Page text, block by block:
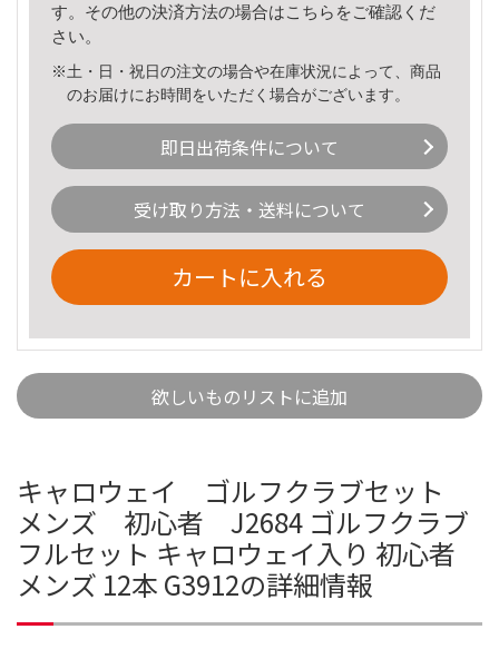
す。その他の決済方法の場合はこちら をご確認くだ
さい。
※土・日・祝日の注文の場合や在庫状況によって、商品
のお届けにお時間をいただく場合がございます。
即日出荷条件について
受け取り方法・送料について
カートに入れる
欲しいものリストに追加
キャロウェイ ゴルフクラブセット
メンズ 初心者 J2684 ゴルフクラブ
フルセット キャロウェイ入り 初心者
メンズ 12本 G3912の詳細情報